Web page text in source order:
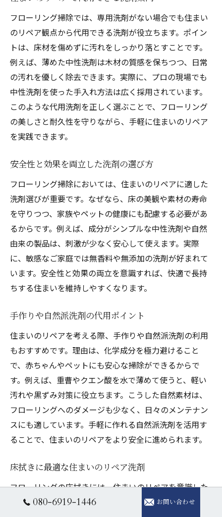
フローリング掃除では、専用洗剤がない場合でも住まい
のリペア観点から代用できる洗剤が役立ちます。ポイン
トは、床材を傷めずに汚れをしっかり落とすことです。
例えば、薄めた中性洗剤は木材の質感を保ちつつ、日常
の汚れを優しく除去できます。実際に、プロの現場でも
中性洗剤を使った手入れ方法は広く採用されています。
このような代用洗剤を正しく選ぶことで、フローリング
の美しさと耐久性を守りながら、手軽に住まいのリペア
を実践できます。
安全性と効果を両立した洗剤の選び方
フローリング掃除においては、住まいのリペアに適した
洗剤選びが重要です。なぜなら、床の美観や素材の寿命
を守りつつ、家族やペットの健康にも配慮する必要があ
るからです。例えば、成分がシンプルな中性洗剤や自然
由来の製品は、刺激が少なく安心して使えます。実際
に、敏感なご家庭では無香料や無添加の洗剤が好まれて
います。安全性と効果の両立を意識すれば、快適で長持
ちする住まいを維持しやすくなります。
手作りや自然派洗剤の代用ポイント
住まいのリペアを考える際、手作りや自然派洗剤の利用
もおすすめです。理由は、化学成分を極力避けること
で、赤ちゃんやペットにも安心な掃除ができるからで
す。例えば、重曹やクエン酸を水で薄めて使うと、軽い
汚れや黒ずみ対策に役立ちます。こうした自然素材は、
フローリングへのダメージも少なく、日々のメンテナン
スにも適しています。手軽に作れる自然派洗剤を活用す
ることで、住まいのリペアをより安全に進められます。
床拭きに最適な住まいのリペア洗剤
フローリングの床拭きには、住まいのリペアを意識した
洗剤選びが欠かせません。なぜなら、適切な洗剤を使う
080-6919-1446 お問い合わせ